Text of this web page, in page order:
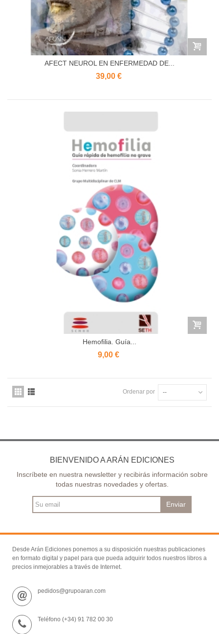
AFECT NEUROL EN ENFERMEDAD DE...
39,00 €
Hemofilia. Guía...
9,00 €
Ordenar por --
BIENVENIDO A ARÁN EDICIONES
Inscríbete en nuestra newsletter y recibirás información sobre
todas nuestras novedades y ofertas.
Enviar
Desde Arán Ediciones ponemos a su disposición nuestras publicaciones
en formato digital y papel para que pueda adquirir todos nuestros libros a
precios inmejorables a través de Internet.
pedidos@grupoaran.com
Teléfono (+34) 91 782 00 30